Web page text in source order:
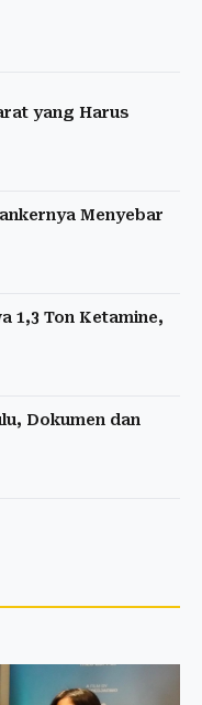
yang Harus
Menyebar
1,3 Ton Ketamine,
Dokumen dan